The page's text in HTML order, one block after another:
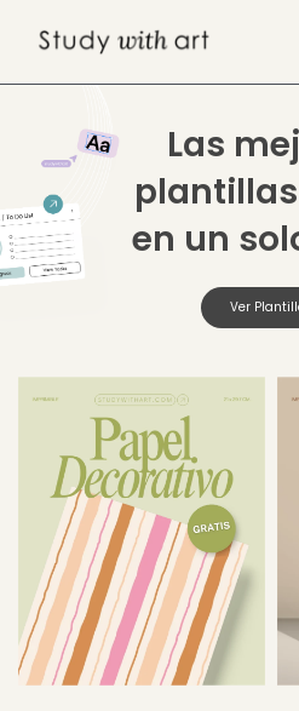
contenido
Las
en un
Ver